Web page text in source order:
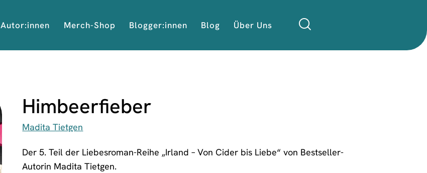
Autor:innen Merch-Shop Blogger:innen Blog Über Uns
Himbeerfieber
Madita Tietgen
Der 5. Teil der Liebesroman-Reihe „Irland – Von Cider bis Liebe“ von Bestseller-
Autorin Madita Tietgen.